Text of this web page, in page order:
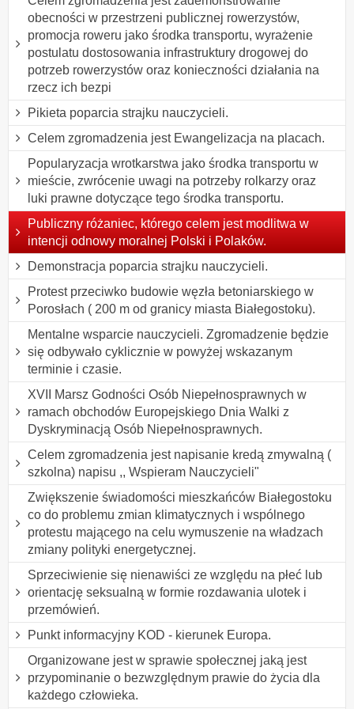
obecności w przestrzeni publicznej rowerzystów,
promocja roweru jako środka transportu, wyrażenie
postulatu dostosowania infrastruktury drogowej do
potrzeb rowerzystów oraz konieczności działania na
rzecz ich bezpi
Pikieta poparcia strajku nauczycieli.
Celem zgromadzenia jest Ewangelizacja na placach.
Popularyzacja wrotkarstwa jako środka transportu w
mieście, zwrócenie uwagi na potrzeby rolkarzy oraz
luki prawne dotyczące tego środka transportu.
Publiczny różaniec, którego celem jest modlitwa w
intencji odnowy moralnej Polski i Polaków.
Demonstracja poparcia strajku nauczycieli.
Protest przeciwko budowie węzła betoniarskiego w
Porosłach ( 200 m od granicy miasta Białegostoku).
Mentalne wsparcie nauczycieli. Zgromadzenie będzie
się odbywało cyklicznie w powyżej wskazanym
terminie i czasie.
XVII Marsz Godności Osób Niepełnosprawnych w
ramach obchodów Europejskiego Dnia Walki z
Dyskryminacją Osób Niepełnosprawnych.
Celem zgromadzenia jest napisanie kredą zmywalną (
szkolna) napisu ,, Wspieram Nauczycieli"
Zwiększenie świadomości mieszkańców Białegostoku
co do problemu zmian klimatycznych i wspólnego
protestu mającego na celu wymuszenie na władzach
zmiany polityki energetycznej.
Sprzeciwienie się nienawiści ze względu na płeć lub
orientację seksualną w formie rozdawania ulotek i
przemówień.
Punkt informacyjny KOD - kierunek Europa.
Organizowane jest w sprawie społecznej jaką jest
przypominanie o bezwzględnym prawie do życia dla
każdego człowieka.